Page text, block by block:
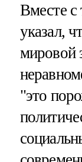
Вместе с
указал,
мировой
"это